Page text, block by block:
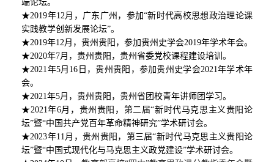
端论坛。
★2019年12月，广东广州，参加“新时代高校思想政治理论课
实践教学创新发展论坛”。
★2019年12月，贵州贵阳，参加贵州史学会2019年学术年会。
★2020年7月，贵州贵阳，贵州省委党校课程建设培训。
★2021年5月16日，贵州贵阳，参加贵州史学会2021年学术年
会。
★2021年5月，贵州贵阳，贵州省团校青年讲师团学习。
★2021年6月，贵州贵阳，第二届“新时代马克思主义贵阳论
坛”暨“中国共产党百年革命精神研究”学术研讨会。
★2023年11月，贵州贵阳，第三届“新时代马克思主义贵阳论
坛”暨“中国式现代化与马克思主义政党建设”学术研讨会。